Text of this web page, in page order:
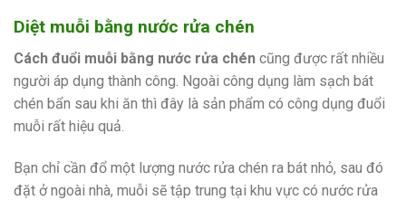
Diệt muỗi bằng nước rửa chén
Cách đuổi muỗi bằng nước rửa chén cũng được rất nhiều
người áp dụng thành công. Ngoài công dụng làm sạch bát
chén bẩn sau khi ăn thì đây là sản phẩm có công dụng đuổi
muỗi rất hiệu quả.
Bạn chỉ cần đổ một lượng nước rửa chén ra bát nhỏ, sau đó
đặt ở ngoài nhà, muỗi sẽ tập trung tại khu vực có nước rửa